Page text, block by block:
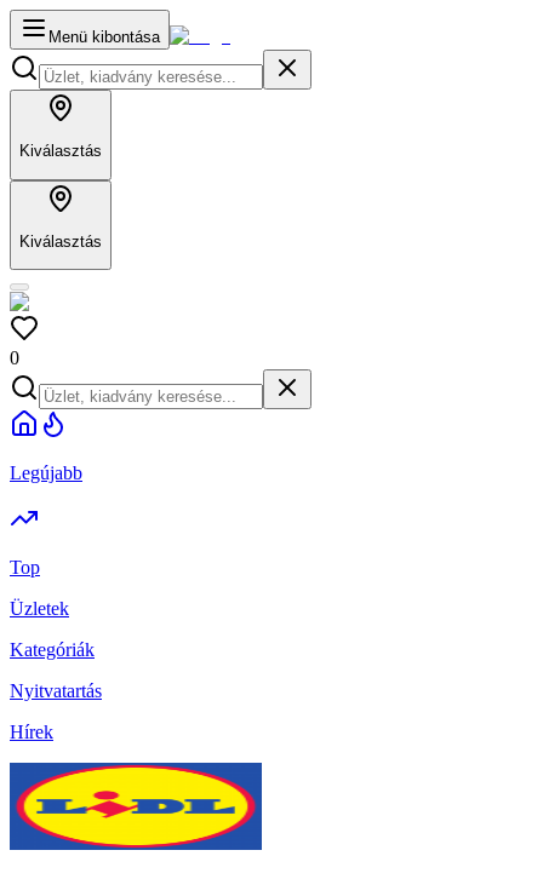
Menü kibontása
Kiválasztás
Kiválasztás
0
Legújabb
Top
Üzletek
Kategóriák
Nyitvatartás
Hírek